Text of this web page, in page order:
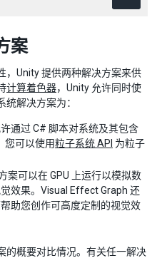
案
，Unity 提供两种解决方案来供
计算着色器，Unity 允许同时使
解决方案为：
通过 C# 脚本对系统及其包含
您可以使用粒子系统 API 为粒子
案可以在 GPU 上运行以模拟数
效果。Visual Effect Graph 还
助您创作可高度定制的视觉效
的概要对比情况。有关任一解决